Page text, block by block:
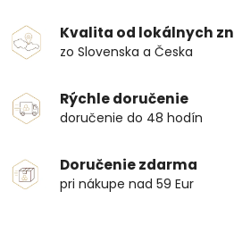
Kvalita od lokálnych
zo Slovenska a Česka
Rýchle doručenie
doručenie do 48 hodín
Doručenie zdarma
pri nákupe nad 59 Eur